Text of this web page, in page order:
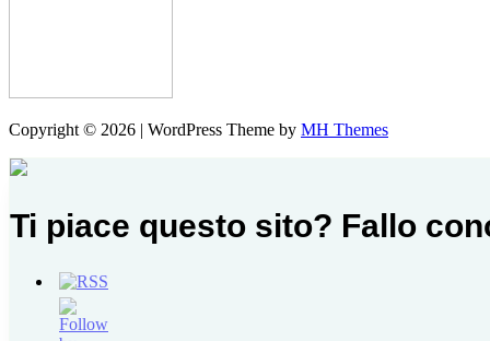
Copyright © 2026 | WordPress Theme by MH Themes
Ti piace questo sito? Fallo